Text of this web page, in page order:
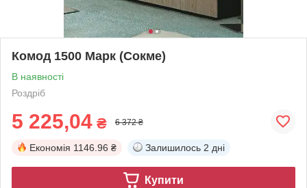
Комод 1500 Марк (Сокме)
В наявності
Роздріб
5 225,04 ₴ 6 372 ₴
Економія 1146.96 ₴ Залишилось 2 дні
Купити